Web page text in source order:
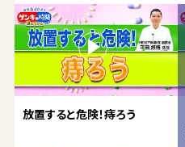
放置すると危険！痔ろう